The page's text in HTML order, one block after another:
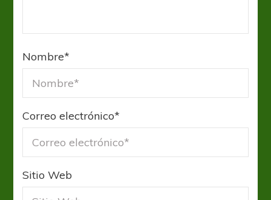
Nombre*
Correo electrónico*
Sitio Web